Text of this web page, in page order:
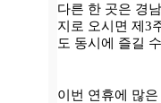
다른 한 곳은 경
지로 오시면 제3
도 동시에 즐길
이번 연휴에 많